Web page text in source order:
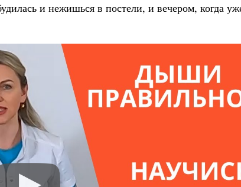
и нежишься в постели, и вечером, когда